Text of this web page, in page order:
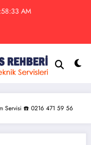
AM
Servisi ☎️ 0216 471 59 56